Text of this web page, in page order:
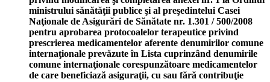
ministrului sănătăţii publice şi al preşedintelui Casei
Naţionale de Asigurări de Sănătate nr. 1.301 / 500/2008
pentru aprobarea protocoalelor terapeutice privind
prescrierea medicamentelor aferente denumirilor comune
internaţionale prevăzute în Lista cuprinzând denumirile
comune internaţionale corespunzătoare medicamentelor
de care beneficiază asiguraţii, cu sau fără contribuţie